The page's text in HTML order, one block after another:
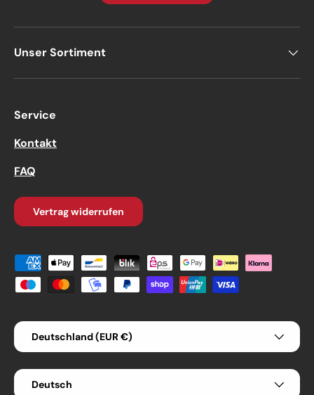
Unser Sortiment
Service
Kontakt
FAQ
Vertrag widerrufen
Zahlungsmethoden
Land/Region
Deutschland (EUR €)
Sprache
Deutsch